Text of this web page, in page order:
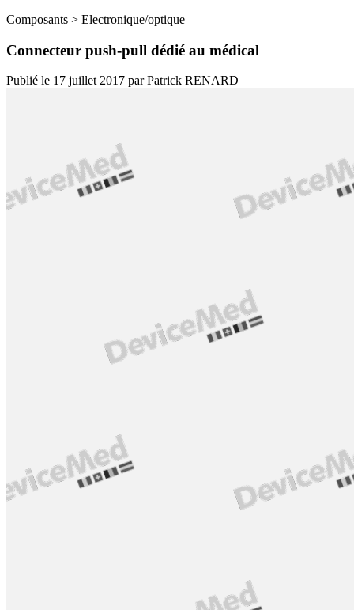
Composants > Electronique/optique
Connecteur push-pull dédié au médical
Publié le 17 juillet 2017 parPatrick RENARD